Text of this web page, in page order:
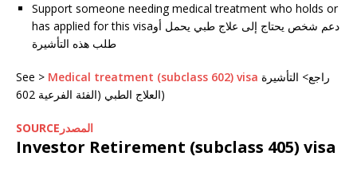
Support someone needing medical treatment who holds or
has applied for this visaدعم شخص يحتاج إلى علاج طبي يحمل أو
طلب هذه التأشيرة
See > Medical treatment (subclass 602) visa راجع> التأشيرة
العلاج الطبي (الفئة الفرعية 602)
SOURCEالمصدر
Investor Retirement (subclass 405) visa